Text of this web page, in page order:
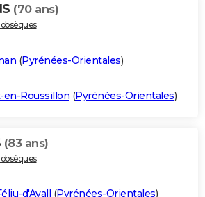
(70 ans)
(Pyrénées-Orientales)
en-Roussillon (Pyrénées-Orientales)
(83 ans)
d'Avall (Pyrénées-Orientales)